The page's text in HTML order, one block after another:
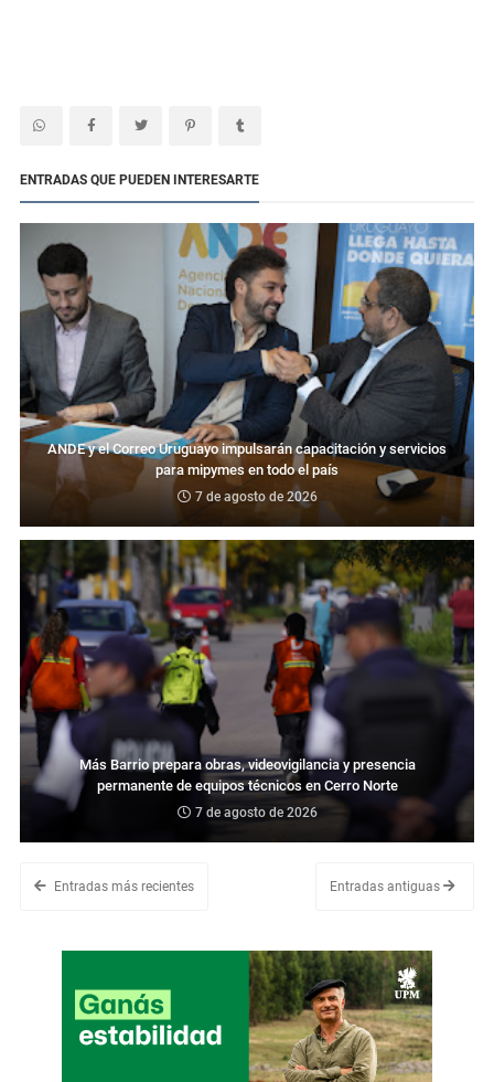
ENTRADAS QUE PUEDEN INTERESARTE
ANDE y el Correo Uruguayo impulsarán capacitación y servicios
para mipymes en todo el país
7 de agosto de 2026
Más Barrio prepara obras, videovigilancia y presencia
permanente de equipos técnicos en Cerro Norte
7 de agosto de 2026
Entradas más recientes Entradas antiguas